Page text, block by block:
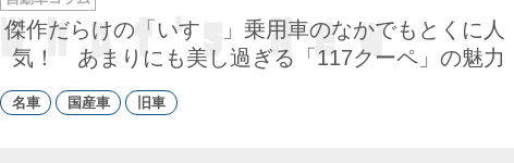
傑作だらけの「いすゞ」乗用車のなかでもとくに人
気！ あまりにも美し過ぎる「117クーペ」の魅力
テ
ゴ
リ
ー
名車 国産車 旧車